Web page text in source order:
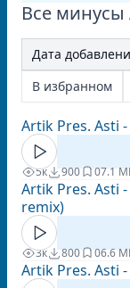
Все минусы
Дата
В избранном
Artik Pres. Asti
5к 900 07.1
Artik Pres. Asti
remix)
3к 800 06.6
Artik Pres. Asti